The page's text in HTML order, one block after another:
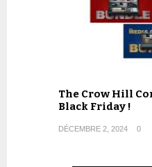
The Crow Hill
Black Friday !
DÉCEMBRE 2, 2024 0